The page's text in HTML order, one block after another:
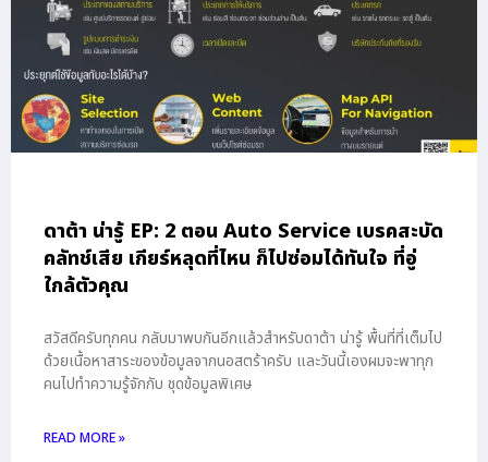
ดาต้า น่ารู้ EP: 2 ตอน Auto Service เบรคสะบัด
คลัทช์เสีย เกียร์หลุดที่ไหน ก็ไปซ่อมได้ทันใจ ที่อู่
ใกล้ตัวคุณ
สวัสดีครับทุกคน กลับมาพบกันอีกแล้วสำหรับดาต้า น่ารู้ พื้นที่ที่เต็มไป
ด้วยเนื้อหาสาระของข้อมูลจากนอสตร้าครับ และวันนี้เองผมจะพาทุก
คนไปทำความรู้จักกับ ชุดข้อมูลพิเศษ
READ MORE »